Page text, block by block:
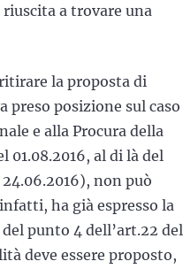
a trovare una
la proposta di
preso posizione sul caso
e alla Procura della
al di là del
non può
ha già espresso la
punto 4 dell’art.22 del
deve essere proposto,